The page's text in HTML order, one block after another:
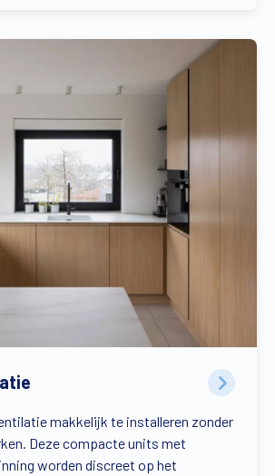
makkelijk te installeren zonder
Deze compacte units met
worden discreet op het